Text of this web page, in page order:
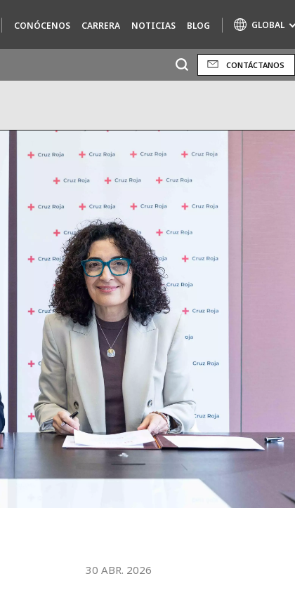
CONÓCENOS CARRERA NOTICIAS BLOG GLOBAL
AIR QUALITY
ENGINEERING & CONSULTING
HAZARDOUS WASTE EUROPE
INDUSTRIAS SOLUCIONES GLOBALES
NUCLEAR SOLUTIONS
OFIS
SEDE BENELUX
VEOLIA AGRICULTURE
WATER TECHNOLOGIES
CONTÁCTANOS
30 ABR. 2026